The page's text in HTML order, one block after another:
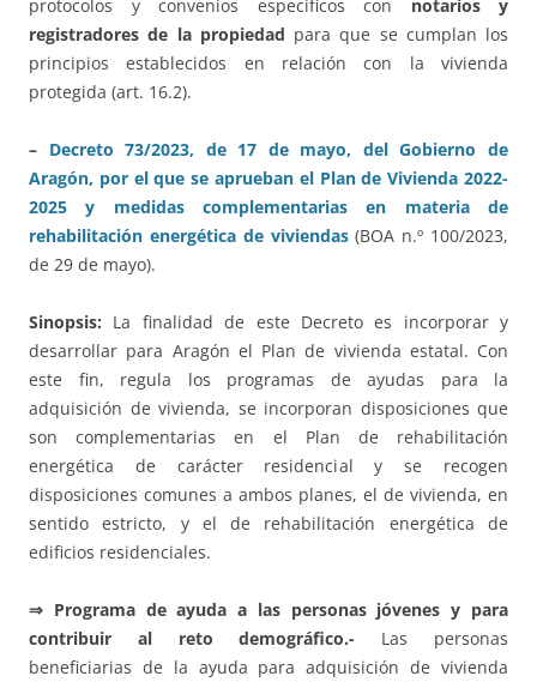
protocolos y convenios específicos con notarios y
registradores de la propiedad para que se cumplan los
principios establecidos en relación con la vivienda
protegida (art. 16.2).
– Decreto 73/2023, de 17 de mayo, del Gobierno de
Aragón, por el que se aprueban el Plan de Vivienda 2022-
2025 y medidas complementarias en materia de
rehabilitación energética de viviendas(BOA n.º 100/2023,
de 29 de mayo).
Sinopsis: La finalidad de este Decreto es incorporar y
desarrollar para Aragón el Plan de vivienda estatal. Con
este fin, regula los programas de ayudas para la
adquisición de vivienda, se incorporan disposiciones que
son complementarias en el Plan de rehabilitación
energética de carácter residencial y se recogen
disposiciones comunes a ambos planes, el de vivienda, en
sentido estricto, y el de rehabilitación energética de
edificios residenciales.
⇒ Programa de ayuda a las personas jóvenes y para
contribuir al reto demográfico.- Las personas
beneficiarias de la ayuda para adquisición de vivienda